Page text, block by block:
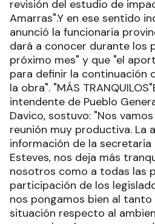
revisión del estudio de
Amarras".Y en ese sentido
anunció la funcionaria
dará a conocer durante los
próximo mes" y que "el
para definir la continuación
la obra". "MÁS
intendente de Pueblo
Davico, sostuvo: "Nos
reunión muy productiva. La
información de la secretaria
Esteves, nos deja más
nosotros como a todas las
participación de los
nos pongamos bien al
situación respecto al